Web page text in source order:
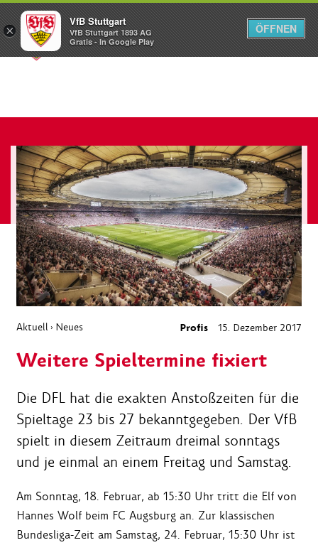
Menü
Aktuell › Neues Profis 15. Dezember 2017
Weitere Spieltermine fixiert
Die DFL hat die exakten Anstoßzeiten für die
Spieltage 23 bis 27 bekanntgegeben. Der VfB
spielt in diesem Zeitraum dreimal sonntags
und je einmal an einem Freitag und Samstag.
Am Sonntag, 18. Februar, ab 15:30 Uhr tritt die Elf von
Hannes Wolf beim FC Augsburg an. Zur klassischen
Bundesliga-Zeit am Samstag, 24. Februar, 15:30 Uhr ist
×
VfB Stuttgart
VfB Stuttgart 1893 AG
Gratis - In Google Play
ÖFFNEN